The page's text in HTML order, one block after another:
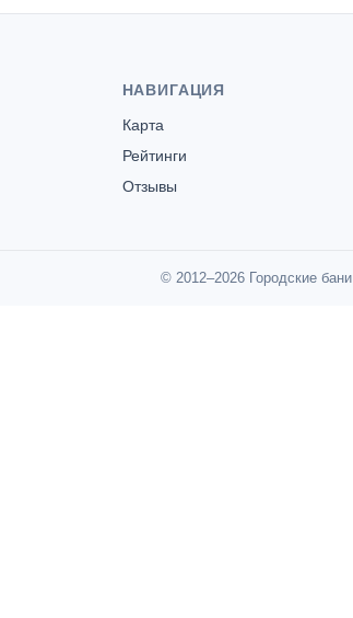
НАВИГАЦИЯ
Карта
Рейтинги
Отзывы
© 2012–2026 Городские бани